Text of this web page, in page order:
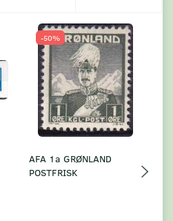
-50%
AFA 1a GRØNLAND
POSTFRISK